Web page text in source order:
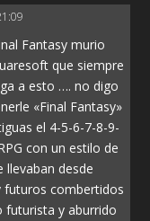
Fantasy murio
que siempre
a esto …. no digo
«Final Fantasy»
el 4-5-6-7-8-9-
con un estilo de
desde
futuros combertidos
futurista y aburrido